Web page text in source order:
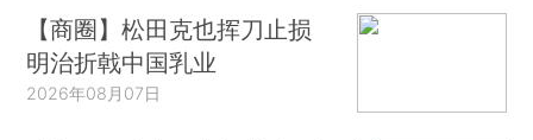
【商圈】松田克也挥刀止损
明治折戟中国乳业
2026年08月07日